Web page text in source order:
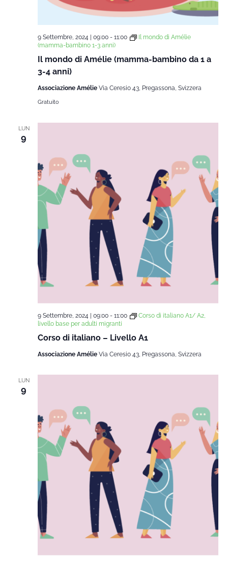
Il mondo di Amélie (mamma-bambino da 1 a
3-4 anni)
9 Settembre, 2024 | 09:00- 11:00
Il mondo di Amélie
(mamma-bambino 1-3 anni)
Associazione Amélie Via Ceresio 43, Pregassona, Svizzera
Gratuito
LUN
9
Corso di italiano – Livello A1
9 Settembre, 2024 | 09:00- 11:00
Corso di italiano A1/ A2,
livello base per adulti migranti
Associazione Amélie Via Ceresio 43, Pregassona, Svizzera
LUN
9